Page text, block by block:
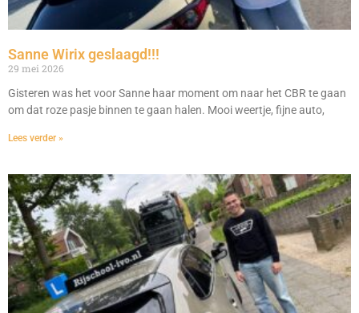
Sanne Wirix geslaagd!!!
29 mei 2026
Gisteren was het voor Sanne haar moment om naar het CBR te gaan
om dat roze pasje binnen te gaan halen. Mooi weertje, fijne auto,
Lees verder »